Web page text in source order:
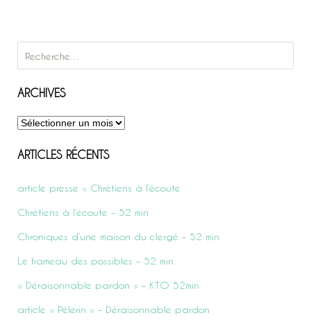
Rechercher :
ARCHIVES
Archives
ARTICLES RÉCENTS
article presse « Chrétiens à l’écoute
Chrétiens à l’écoute – 52 min
Chroniques d’une maison du clergé – 52 min
Le hameau des possibles – 52 min
« Déraisonnable pardon » – KTO 52min
article « Pélerin » – Déraisonnable pardon